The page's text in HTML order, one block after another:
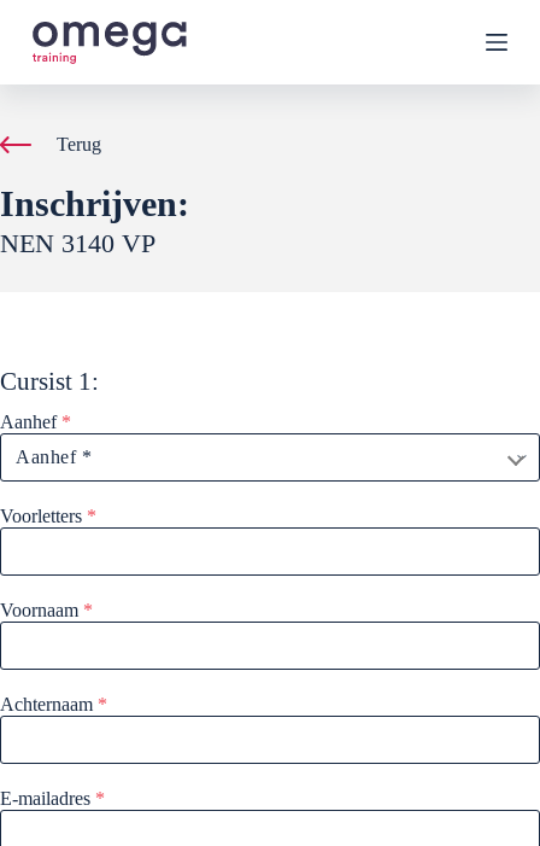
G
a
d
i
n
h
Terug
Inschrijven:
NEN 3140 VP
Cursist 1:
Aanhef *
Voorletters *
Voornaam *
Achternaam *
E-mailadres *